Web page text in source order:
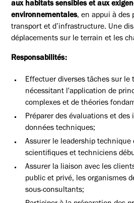
aux habitats sensibles et aux
environnementales, en appui à des
transport et d’infrastructure. Une
déplacements sur le terrain et les
Responsabilités:
Effectuer diverses tâches sur le
nécessitant l'application de
complexes et de théories
Préparer des évaluations et des
données techniques;
Assurer le leadership technique
scientifiques et techniciens
Assurer la liaison avec les
public et privé, les organismes
sous-consultants;